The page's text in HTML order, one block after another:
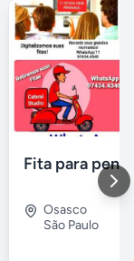
Osasco
São Paulo